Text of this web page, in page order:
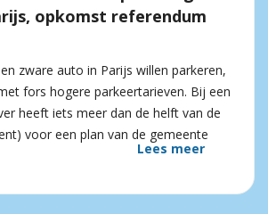
opkomst referendum
zware auto in Parijs willen parkeren,
fors hogere parkeertarieven. Bij een
heeft iets meer dan de helft van de
voor een plan van de gemeente
Lees meer